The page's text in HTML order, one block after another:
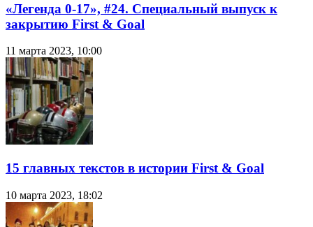
«Легенда 0-17», #24. Специальный выпуск к
закрытию First & Goal
11 марта 2023, 10:00
15 главных текстов в истории First & Goal
10 марта 2023, 18:02